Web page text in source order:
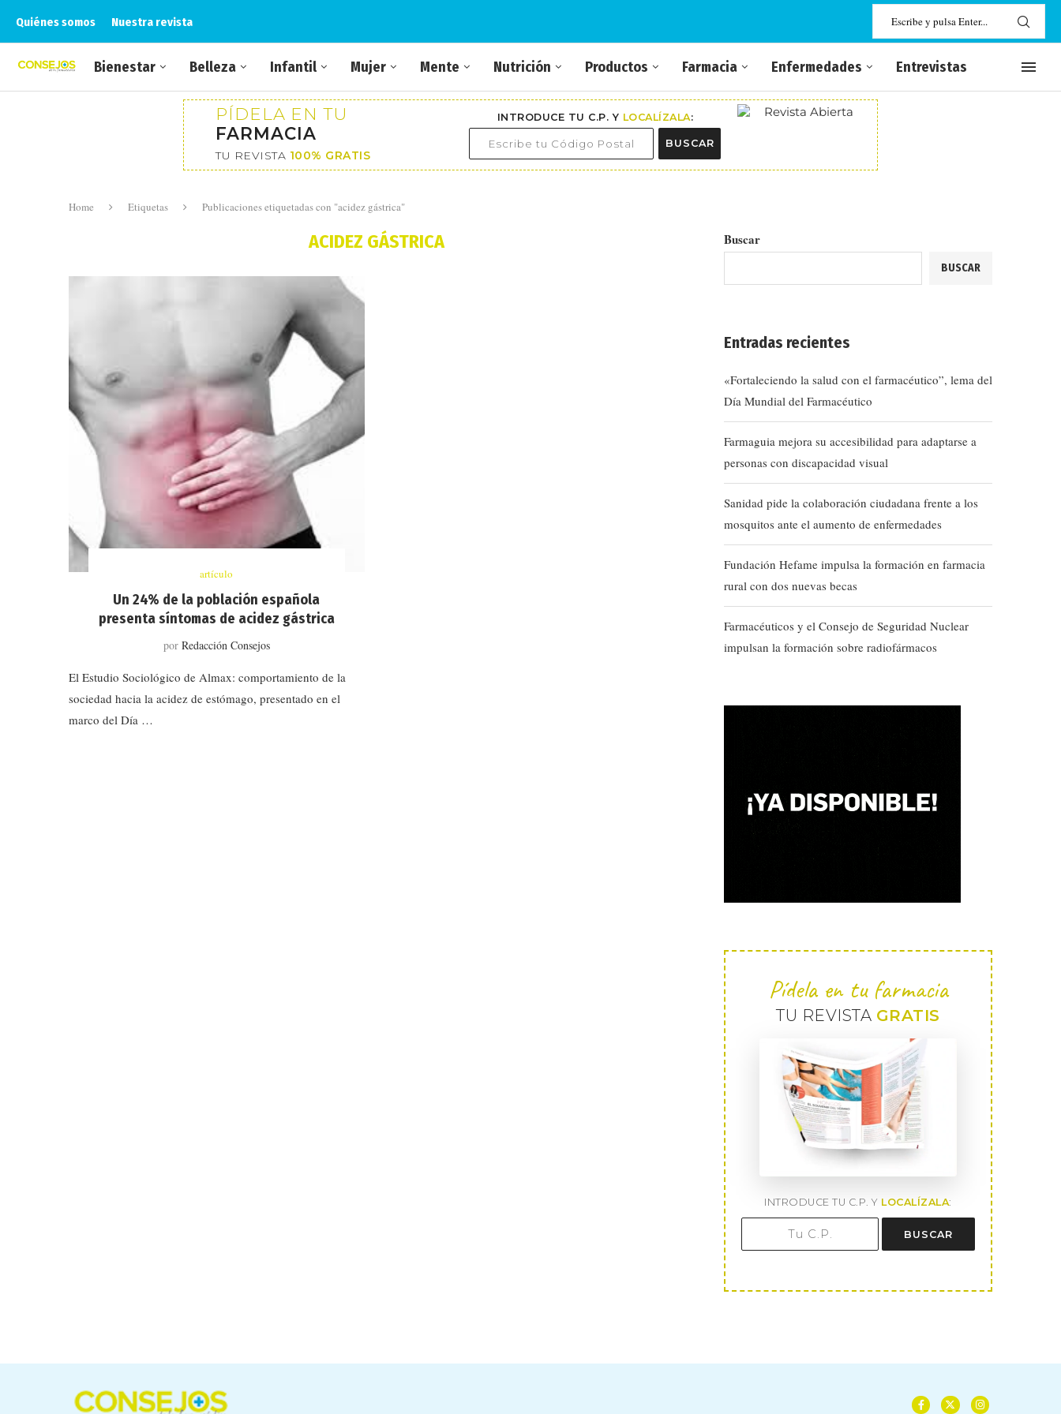
Quiénes somos Nuestra revista
Bienestar Belleza Infantil Mujer Mente Nutrición Productos Farmacia Enfermedades Entrevistas
PÍDELA EN TU
FARMACIA
TU REVISTA 100% GRATIS
INTRODUCE TU C.P. Y LOCALÍZALA:
BUSCAR
Home Etiquetas Publicaciones etiquetadas con "acidez gástrica"
ACIDEZ GÁSTRICA
artículo
Un 24% de la población española
presenta síntomas de acidez gástrica
por Redacción Consejos
El Estudio Sociológico de Almax: comportamiento de la
sociedad hacia la acidez de estómago, presentado en el
marco del Día …
Buscar
BUSCAR
Entradas recientes
«Fortaleciendo la salud con el farmacéutico”, lema del
Día Mundial del Farmacéutico
Farmaguia mejora su accesibilidad para adaptarse a
personas con discapacidad visual
Sanidad pide la colaboración ciudadana frente a los
mosquitos ante el aumento de enfermedades
Fundación Hefame impulsa la formación en farmacia
rural con dos nuevas becas
Farmacéuticos y el Consejo de Seguridad Nuclear
impulsan la formación sobre radiofármacos
Pídela en tu farmacia
TU REVISTA GRATIS
INTRODUCE TU C.P. Y LOCALÍZALA:
BUSCAR